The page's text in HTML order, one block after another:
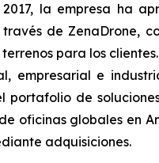
la empresa ha
de ZenaDrone,
para los
empresarial e
de
oficinas globales en
adquisiciones.